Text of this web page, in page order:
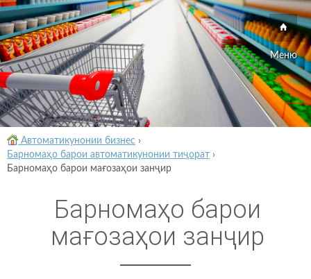
Меню
Автоматикунонии бизнес ›
Барномаҳо барои автоматикунонии тиҷорат ›
Барномаҳо барои мағозаҳои занҷир
Барномаҳо барои
мағозаҳои занҷир